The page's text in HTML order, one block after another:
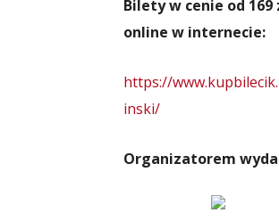
Bilety w cenie od
online w internecie:
https://
inski/
Organizatorem